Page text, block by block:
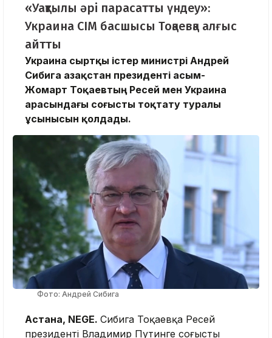
«Уақтылы әрі парасатты үндеу»:
Украина СІМ басшысы Тоқаевқа алғыс
айтты
Украина сыртқы істер министрі Андрей
Сибига Қазақстан президенті Қасым-
Жомарт Тоқаевтың Ресей мен Украина
арасындағы соғысты тоқтату туралы
ұсынысын қолдады.
Фото: Андрей Сибига
Астана, NEGE. Сибига Тоқаевқа Ресей
президенті Владимир Путинге соғысты